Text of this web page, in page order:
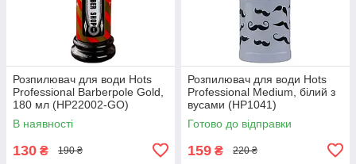
Розпилювач для води Hots
Professional Barberpole Gold,
180 мл (HP22002-GO)
В наявності
130 ₴ 190 ₴
Розпилювач для води Hots
Professional Medium, білий з
вусами (HP1041)
Готово до відправки
159 ₴ 220 ₴